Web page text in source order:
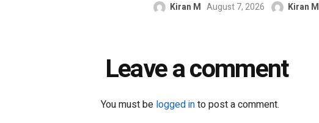
Kiran M August 7, 2026 Kiran M
Leave a comment
You must be logged into post a comment.